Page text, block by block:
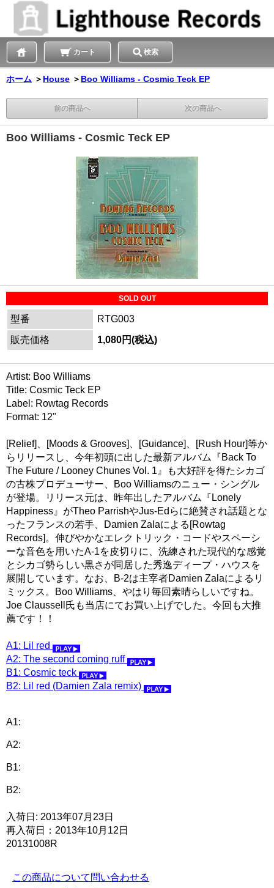
カート 検索
ホーム ＞ House ＞ Boo Williams - Cosmic Teck EP
前の商品へ 次の商品へ
Boo Williams - Cosmic Teck EP
SOLD OUT
型番
RTG003
販売価格
1,080円(税込)
Artist: Boo Williams
Title: Cosmic Teck EP
Label: Rowtag Records
Format: 12"
[Relief]、[Moods & Grooves]、[Guidance]、[Rush Hour]等か
らリリースし、今年初頭に出した最新アルバム『Back To
The Future / Looney Chunes Vol. 1』も大好評を得たシカゴ
の古株プロデューサー、Boo Williamsのニュー・シングル
が登場。リリース元は、昨年出したアルバム『Lonely
Happiness』がTheo ParrishやJus-Edらに絶賛され話題とな
ったフランスの若手、Damien Zalaによる[Rowtag
Records]。伸びやかなエレクトリック・コードやスペーシ
ーな音色を用いたA-1を皮切りに、洗練された現代的な感覚
とシカゴ勢らしい黒さが同居した秀逸ディープ・ハウスを
展開しています。なお、B-2は主宰者Damien Zalaによるリ
ミックス。Boo Williams、やはり毎回素晴らしいですね。
Joe Claussell氏も当店にてお買い上げでした。今回も大推
薦です！！
A1: Lil red
A2: The second coming ruff
B1: Cosmic teck
B2: Lil red (Damien Zala remix)
A1:
A2:
B1:
B2:
入荷日: 2013年07月23日
再入荷日：2013年10月12日
20131008R
この商品について問い合わせる